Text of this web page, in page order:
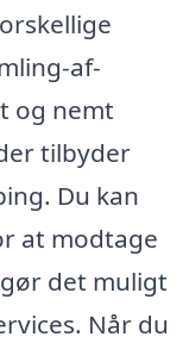
af-
og nemt
tilbyder
Du kan
at modtage
det muligt
Når du